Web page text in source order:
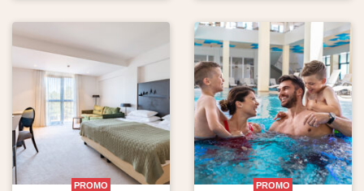
PROMO PROMO